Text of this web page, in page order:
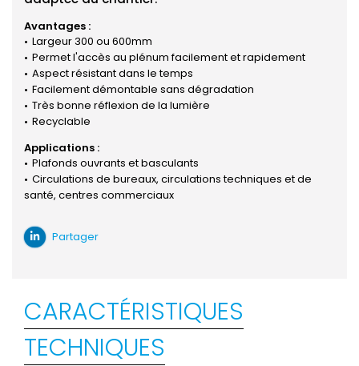
Avantages :
Largeur 300 ou 600mm
Permet l'accès au plénum facilement et rapidement
Aspect résistant dans le temps
Facilement démontable sans dégradation
Très bonne réflexion de la lumière
Recyclable
Applications :
Plafonds ouvrants et basculants
Circulations de bureaux, circulations techniques et de
santé, centres commerciaux
Partager
CARACTÉRISTIQUES
TECHNIQUES